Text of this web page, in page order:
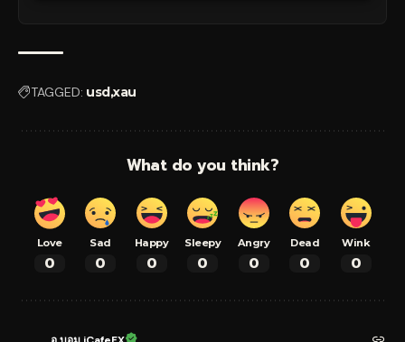
TAGGED: usdxau
What do you think?
Love
0
Sad
0
Happy
0
Sleepy
0
Angry
0
Dead
0
Wink
0